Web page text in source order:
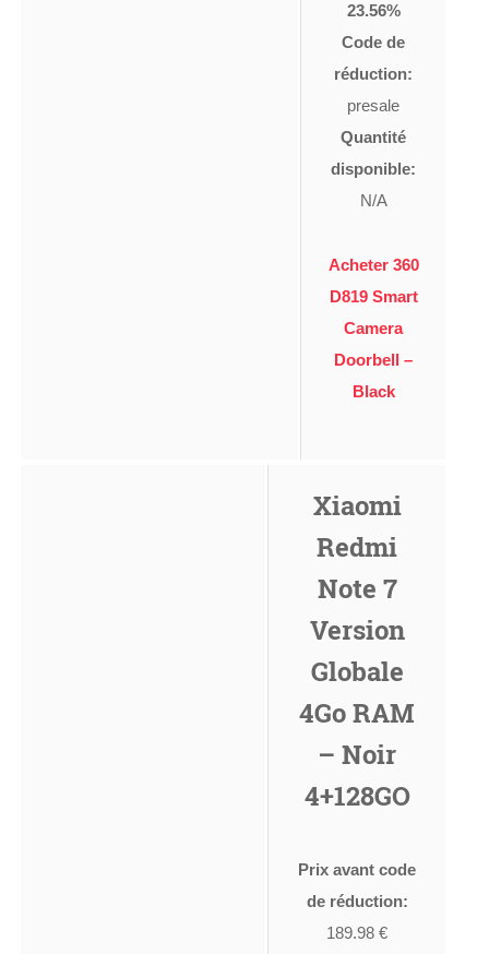
23.56%
Code de
réduction:
presale
Quantité
disponible:
N/A
Acheter 360
D819 Smart
Camera
Doorbell –
Black
Xiaomi
Redmi
Note 7
Version
Globale
4Go RAM
– Noir
4+128GO
Prix avant code
de réduction:
189.98 €